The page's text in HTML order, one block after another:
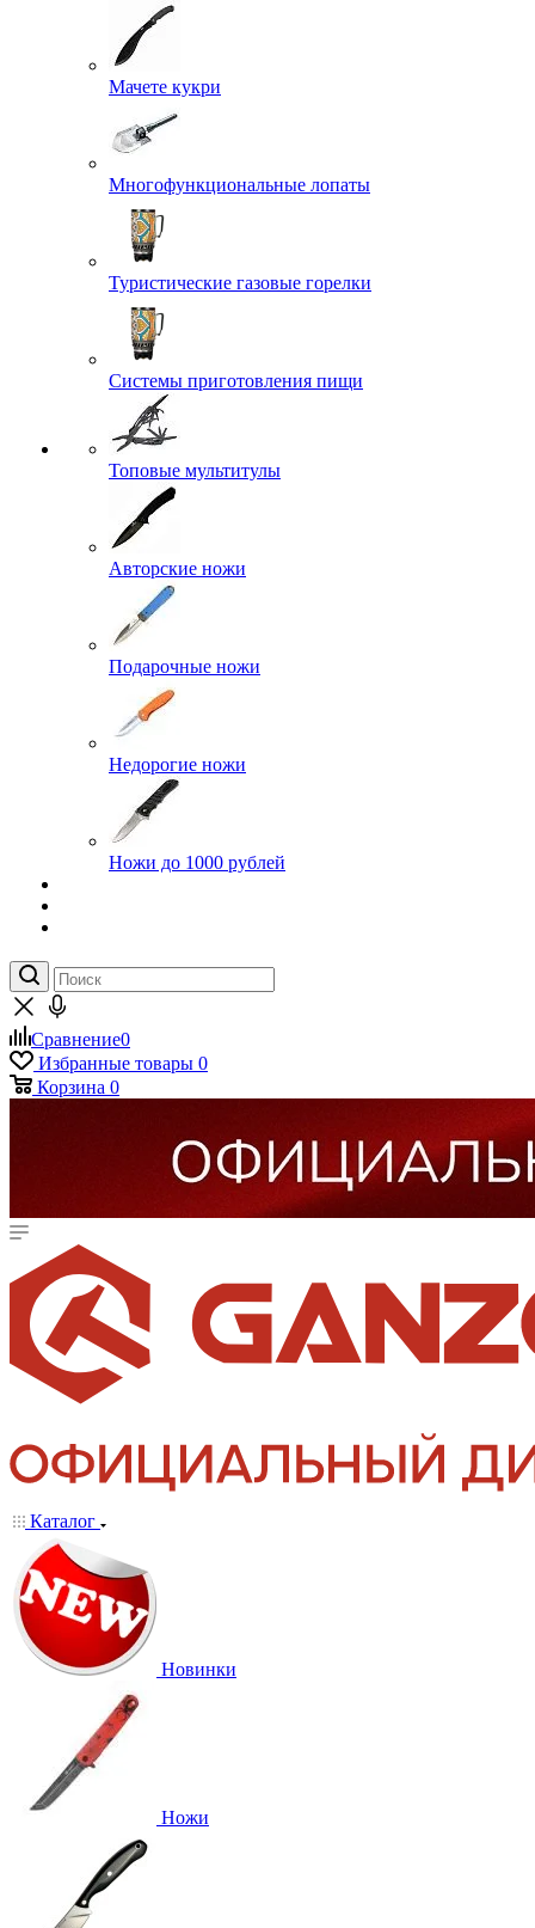
Мачете кукри
Многофункциональные лопаты
Туристические газовые горелки
Системы приготовления пищи
Топовые мультитулы
Авторские ножи
Подарочные ножи
Недорогие ножи
Ножи до 1000 рублей
Сравнение0
Избранные товары 0
Корзина 0
Каталог
Новинки
Ножи